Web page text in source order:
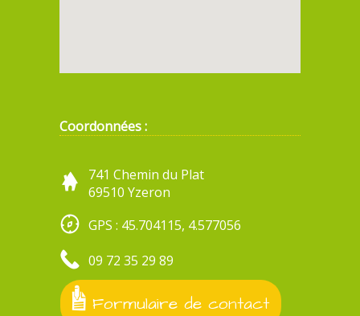
Coordonnées :
741 Chemin du Plat
69510 Yzeron
GPS : 45.704115, 4.577056
09 72 35 29 89
Formulaire de contact